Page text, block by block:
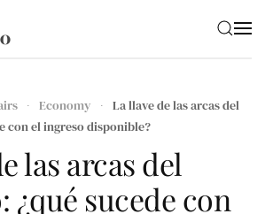
Economy
La llave de las arcas del
con el ingreso disponible?
las arcas del
¿qué sucede con